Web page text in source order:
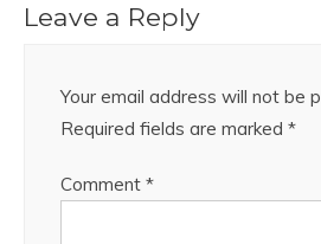
Leave a Reply
Your email address will not be
Required fields are marked *
Comment *